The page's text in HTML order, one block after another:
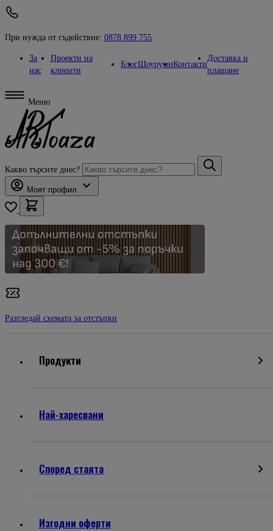
При нужда от съдействие: 0878 899 755
За
нас
Проекти на
клиенти
БлогШоурумиКонтакти
Доставка и
плащане
Меню
Какво търсите днес?
Моят профил
Разгледай схемата за отстъпки
Продукти
Най-харесвани
Според стаята
Изгодни оферти